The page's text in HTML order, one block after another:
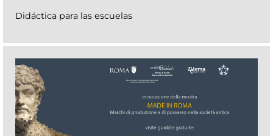
Didáctica para las escuelas